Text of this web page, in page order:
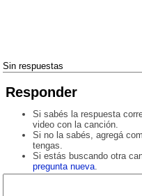
Sin respuestas
Responder
Si sabés la respuesta
video con la canción.
Si no la sabés, agregá
tengas.
Si estás buscando otra
pregunta nueva.